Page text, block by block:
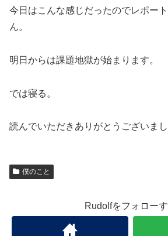
今日はこんな感じだったのでレポー
ん。
明日からは課題地獄が始まります。
では寝る。
読んでいただきありがとうございまし
僕のこと
Rudolfをフォロー